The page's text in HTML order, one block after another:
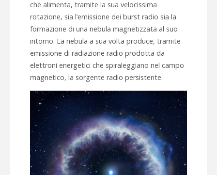
che alimenta, tramite la sua velocissima
rotazione, sia l’emissione dei burst radio sia la
formazione di una nebula magnetizzata al suo
intorno. La nebula a sua volta produce, tramite
emissione di radiazione radio prodotta da
elettroni energetici che spiraleggiano nel campo
magnetico, la sorgente radio persistente.